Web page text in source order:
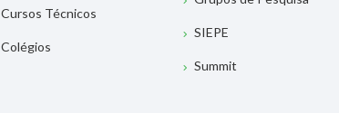
Cursos Técnicos
Colégios
SIEPE
Summit